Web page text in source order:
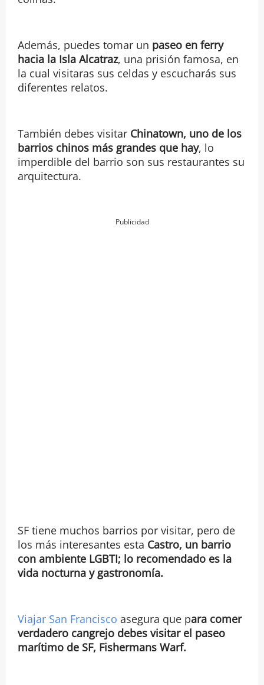
Además, puedes tomar un paseo en ferry
hacia la Isla Alcatraz, una prisión famosa, en
la cual visitaras sus celdas y escucharás sus
diferentes relatos.
También debes visitar Chinatown, uno de los
barrios chinos más grandes que hay, lo
imperdible del barrio son sus restaurantes su
arquitectura.
Publicidad
SF tiene muchos barrios por visitar, pero de
los más interesantes esta Castro, un barrio
con ambiente LGBTI; lo recomendado es la
vida nocturna y gastronomía.
Viajar San Francisco asegura que para comer
verdadero cangrejo debes visitar el paseo
marítimo de SF, Fishermans Warf.